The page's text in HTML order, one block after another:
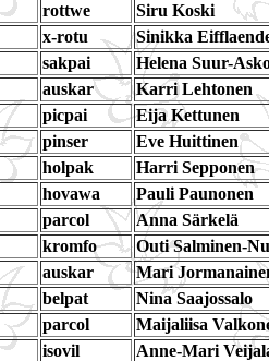
rottwe
Siru Koski
x-rotu
Sinikka
sakpai
Helena Suur-
auskar
Karri Lehtonen
picpai
Eija Kettunen
pinser
Eve Huittinen
holpak
Harri Sepponen
hovawa
Pauli Paunonen
parcol
Anna Särkelä
kromfo
Outi Salminen-
auskar
Mari
belpat
Nina Saajossalo
parcol
Maijaliisa
isovil
Anne-Mari